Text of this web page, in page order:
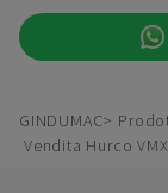
GINDUMAC
Vendita Hurco